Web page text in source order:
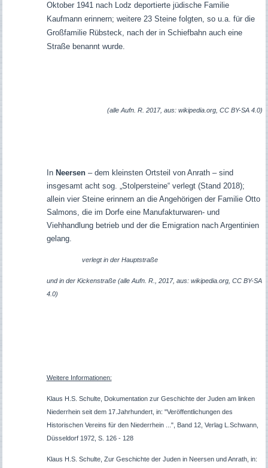
Oktober 1941 nach Lodz deportierte jüdische Familie
Kaufmann erinnern; weitere 23 Steine folgten, so u.a. für die
Großfamilie Rübsteck, nach der in Schiefbahn auch eine
Straße benannt wurde.
(alle Aufn. R. 2017, aus: wikipedia.org, CC BY-SA 4.0)
In Neersen– dem kleinsten Ortsteil von Anrath – sind
insgesamt acht sog. „Stolpersteine“ verlegt (Stand 2018);
allein vier Steine erinnern an die Angehörigen der Familie Otto
Salmons, die im Dorfe eine Manufakturwaren- und
Viehhandlung betrieb und der die Emigration nach Argentinien
gelang.
verlegt in der Hauptstraße
und in der Kickenstraße (alle Aufn. R., 2017, aus: wikipedia.org, CC BY-SA
4.0)
Weitere Informationen:
Klaus H.S. Schulte, Dokumentation zur Geschichte der Juden am linken
Niederrhein seit dem 17.Jahrhundert, in: "Veröffentlichungen des
Historischen Vereins für den Niederrhein ...", Band 12, Verlag L.Schwann,
Düsseldorf 1972, S. 126 - 128
Klaus H.S. Schulte, Zur Geschichte der Juden in Neersen und Anrath, in: